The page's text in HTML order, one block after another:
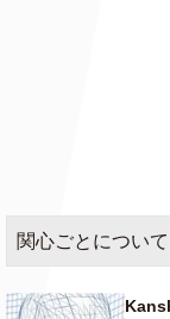
関心ごとについて